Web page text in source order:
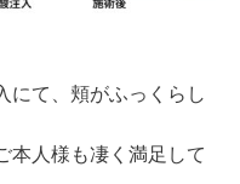
にて、頬がふっくらし
本人様も凄く満足して